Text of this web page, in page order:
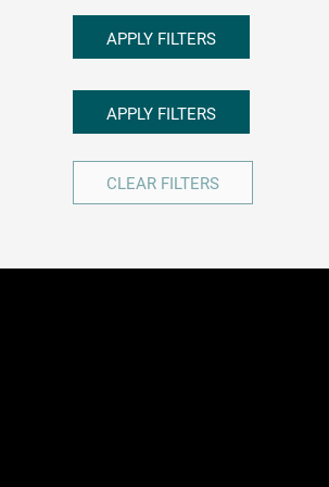
APPLY FILTERS
APPLY FILTERS
CLEAR FILTERS